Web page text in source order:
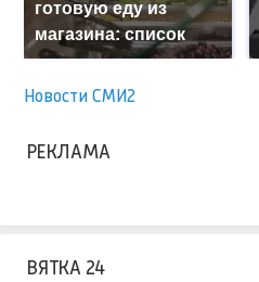
готовую еду из
магазина: список
Новости СМИ2
РЕКЛАМА
ВЯТКА 24